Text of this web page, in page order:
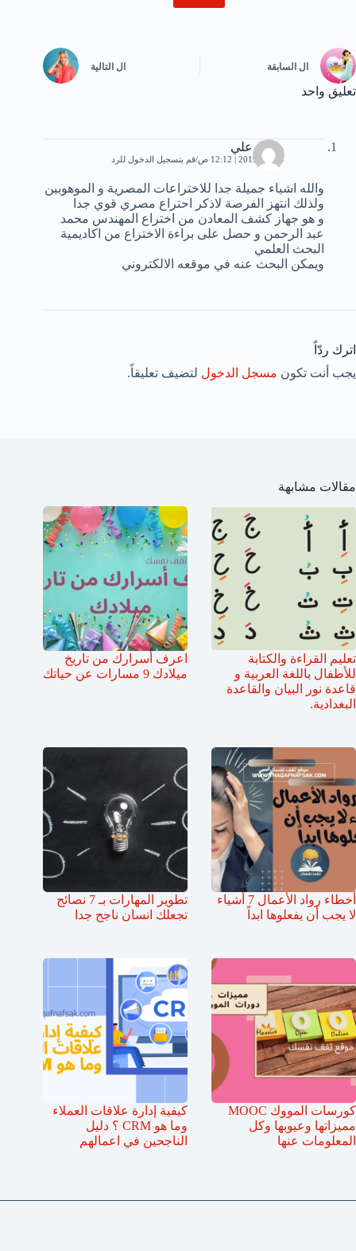
ال السابقة ال التالية
تعليق واحد
محمد علي
9 مايو، 2019 | 12:12 ص قم بتسجيل الدخول للرد
والله اشياء جميلة جدا للاختراعات المصرية و الموهوبين
ولذلك انتهز الفرصة لاذكر احتراع مصري قوي جدا
و هو جهاز كشف المعادن من اختراع المهندس محمد
عبد الرحمن و حصل على براءة الاختراع من اكاديمية
البحث العلمي
ويمكن البحث عنه في موقعه الالكتروني
اترك ردّاً
يجب أنت تكون مسجل الدخول لتضيف تعليقاً.
مقالات مشابهة
تعليم القراءة والكتابة
للأطفال باللغة العربية و
قاعدة نور البيان والقاعدة
البغدادية.
اعرف أسرارك من تاريخ
ميلادك 9 مسارات عن حياتك
أخطاء رواد الأعمال 7 أشياء
لا يجب أن يفعلوها ابداً
تطوير المهارات بـ 7 نصائح
تجعلك انسان ناجح جدا
كورسات المووك MOOC
مميزاتها وعيوبها وكل
المعلومات عنها
كيفية إدارة علاقات العملاء
وما هو CRM ؟ دليل
الناجحين في اعمالهم